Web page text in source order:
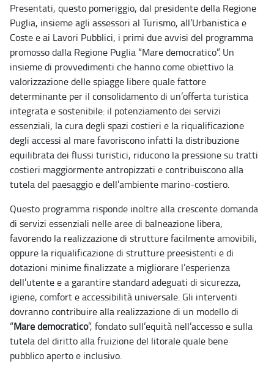
Presentati, questo pomeriggio, dal presidente della Regione
Puglia, insieme agli assessori al Turismo, all’Urbanistica e
Coste e ai Lavori Pubblici, i primi due avvisi del programma
promosso dalla Regione Puglia “Mare democratico”. Un
insieme di provvedimenti che hanno come obiettivo la
valorizzazione delle spiagge libere quale fattore
determinante per il consolidamento di un’offerta turistica
integrata e sostenibile: il potenziamento dei servizi
essenziali, la cura degli spazi costieri e la riqualificazione
degli accessi al mare favoriscono infatti la distribuzione
equilibrata dei flussi turistici, riducono la pressione su tratti
costieri maggiormente antropizzati e contribuiscono alla
tutela del paesaggio e dell’ambiente marino-costiero.
Questo programma risponde inoltre alla crescente domanda
di servizi essenziali nelle aree di balneazione libera,
favorendo la realizzazione di strutture facilmente amovibili,
oppure la riqualificazione di strutture preesistenti e di
dotazioni minime finalizzate a migliorare l’esperienza
dell’utente e a garantire standard adeguati di sicurezza,
igiene, comfort e accessibilità universale. Gli interventi
dovranno contribuire alla realizzazione di un modello di
“Mare democratico”, fondato sull’equità nell’accesso e sulla
tutela del diritto alla fruizione del litorale quale bene
pubblico aperto e inclusivo.